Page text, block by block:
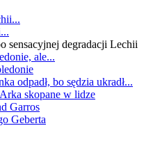
sensacyjnej degradacji Lechii
ale...
odpadł, bo sędzia ukradł...
skopane w lidze
Garros
Geberta